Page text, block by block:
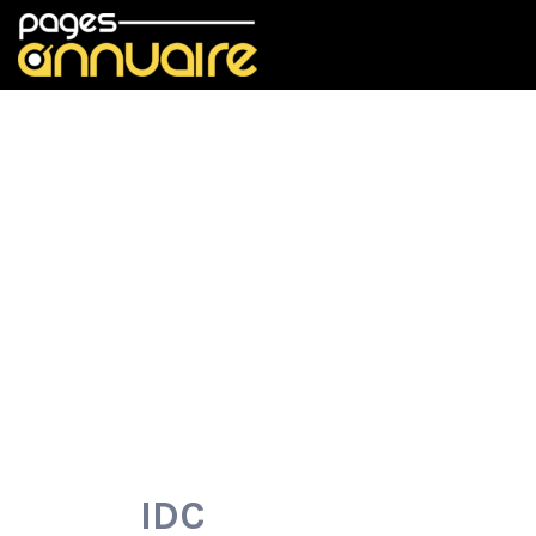
Rechercher:
IDC